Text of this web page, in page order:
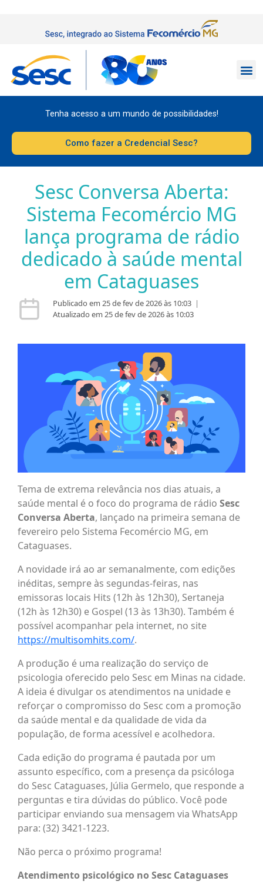
Tenha acesso a um mundo de possibilidades!
Como fazer a Credencial Sesc?
Sesc Conversa Aberta:
Sistema Fecomércio MG
lança programa de rádio
dedicado à saúde mental
em Cataguases
Publicado em 25 de fev de 2026 às 10:03 |
Atualizado em 25 de fev de 2026 às 10:03
Tema de extrema relevância nos dias atuais, a
saúde mental é o foco do programa de rádio Sesc
Conversa Aberta, lançado na primeira semana de
fevereiro pelo Sistema Fecomércio MG, em
Cataguases.
A novidade irá ao ar semanalmente, com edições
inéditas, sempre às segundas-feiras, nas
emissoras locais Hits (12h às 12h30), Sertaneja
(12h às 12h30) e Gospel (13 às 13h30). Também é
possível acompanhar pela internet, no site
https://multisomhits.com/.
A produção é uma realização do serviço de
psicologia oferecido pelo Sesc em Minas na cidade.
A ideia é divulgar os atendimentos na unidade e
reforçar o compromisso do Sesc com a promoção
da saúde mental e da qualidade de vida da
população, de forma acessível e acolhedora.
Cada edição do programa é pautada por um
assunto específico, com a presença da psicóloga
do Sesc Cataguases, Júlia Germelo, que responde a
perguntas e tira dúvidas do público. Você pode
participar enviando sua mensagem via WhatsApp
para: (32) 3421-1223.
Não perca o próximo programa!
Atendimento psicológico no Sesc Cataguases